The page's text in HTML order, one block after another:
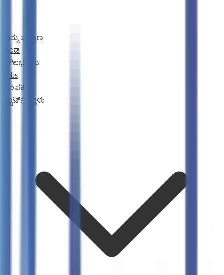
ನಮ್ಮ ಪಯಣ
ತಂಡ
ಸೌಲಭ್ಯಗಳು
Jobs
ಸಂಪರ್ಕಿಸಿ
ಸ್ಟಾರ್ಟ್ಅಪ್ಗಳು